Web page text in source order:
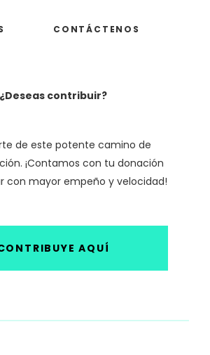
CONTÁCTENOS
¿Deseas contribuir?
de este potente camino de
¡Contamos con tu donación
con mayor empeño y velocidad!
AQUÍ